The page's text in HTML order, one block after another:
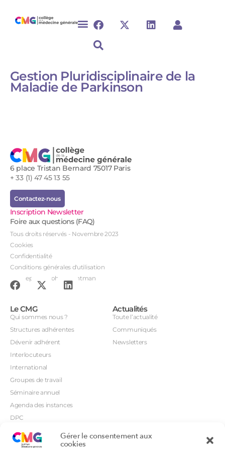
Gérer le consentement aux
cookies
Gestion Pluridisciplinaire de la
Maladie de Parkinson
6 place Tristan Bernard 75017 Paris
+ 33 (1) 47 45 13 55
Contactez-nous
Inscription Newsletter
Foire aux questions (FAQ)
Tous droits réservés - Novembre 2023
Cookies
Confidentialité
Conditions générales d'utilisation
Conception : John Brightman
Le CMG
Qui sommes nous ?
Structures adhérentes
Dévenir adhérent
Interlocuteurs
International
Groupes de travail
Séminaire annuel
Agenda des instances
DPC
Orientations prioritaires
Actualités
Toute l’actualité
Communiqués
Newsletters